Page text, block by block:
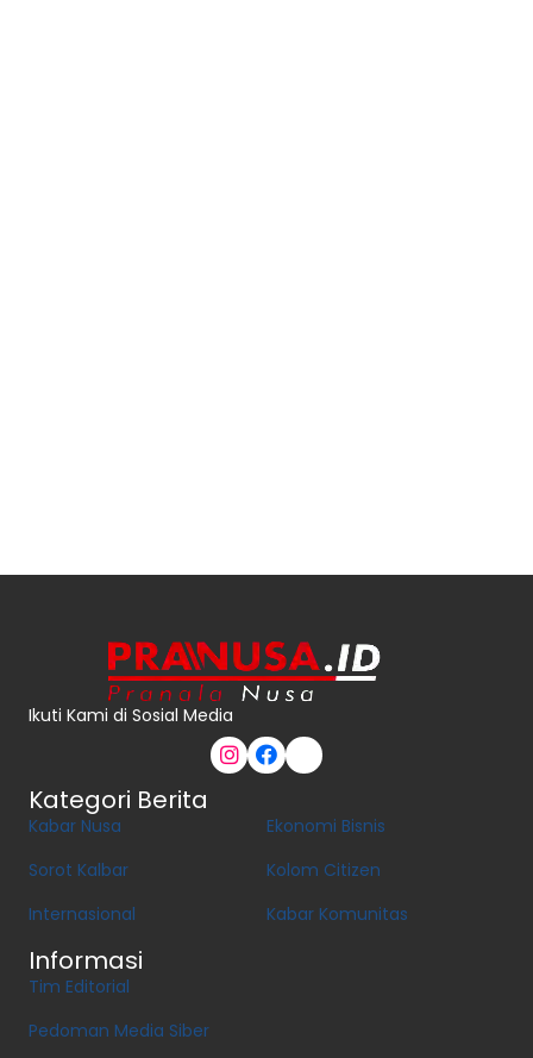
Ikuti Kami di Sosial Media
Kategori Berita
Kabar Nusa
Sorot Kalbar
Internasional
Ekonomi Bisnis
Kolom Citizen
Kabar Komunitas
Informasi
Tim Editorial
Pedoman Media Siber